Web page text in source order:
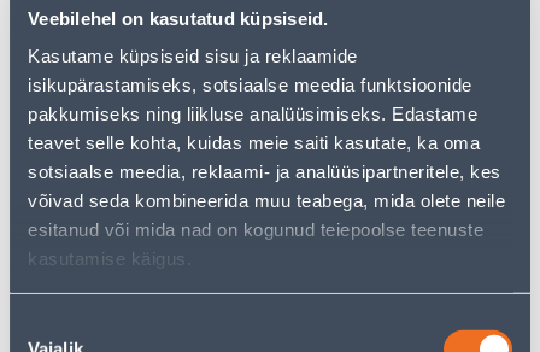
Veebilehel on kasutatud küpsiseid.
Kasutame küpsiseid sisu ja reklaamide
isikupärastamiseks, sotsiaalse meedia funktsioonide
pakkumiseks ning liikluse analüüsimiseks. Edastame
teavet selle kohta, kuidas meie saiti kasutate, ka oma
sotsiaalse meedia, reklaami- ja analüüsipartneritele, kes
võivad seda kombineerida muu teabega, mida olete neile
esitanud või mida nad on kogunud teiepoolse teenuste
kasutamise käigus.
See availability
• Isolatsiooniplaat niiskete kohtade isolatsiooniks.
• Ei vaja pinnase poolt eraldi niiskustõkkega kaitsmist.
• Mõõtmetega 100 x 1015 x 1215 mm. Pakendis 5 tk =
0,6 m³.
• 14-päevane tagastusõigus.